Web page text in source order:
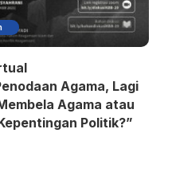
Agama, Lagi
Agama atau
Politik?”